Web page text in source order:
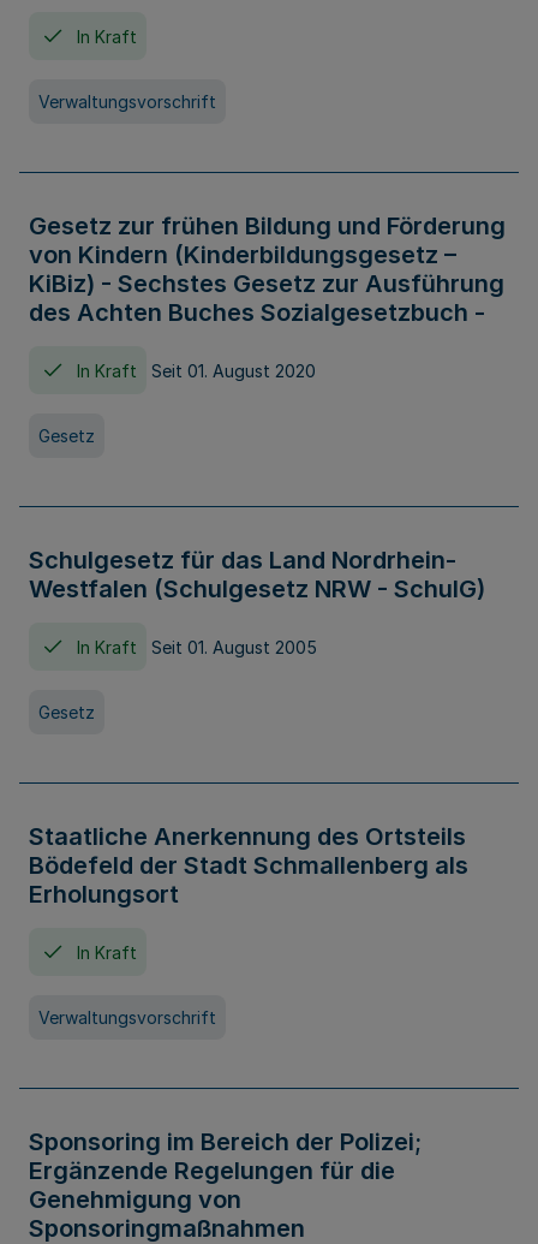
In Kraft
Verwaltungsvorschrift
Gesetz zur frühen Bildung und Förderung
von Kindern (Kinderbildungsgesetz –
KiBiz) - Sechstes Gesetz zur Ausführung
des Achten Buches Sozialgesetzbuch -
In Kraft Seit 01. August 2020
Gesetz
Schulgesetz für das Land Nordrhein-
Westfalen (Schulgesetz NRW - SchulG)
In Kraft Seit 01. August 2005
Gesetz
Staatliche Anerkennung des Ortsteils
Bödefeld der Stadt Schmallenberg als
Erholungsort
In Kraft
Verwaltungsvorschrift
Sponsoring im Bereich der Polizei;
Ergänzende Regelungen für die
Genehmigung von
Sponsoringmaßnahmen